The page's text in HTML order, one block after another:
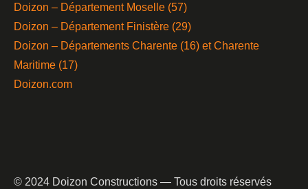
Doizon – Département Moselle (57)
Doizon – Département Finistère (29)
Doizon – Départements Charente (16) et Charente
Maritime (17)
Doizon.com
© 2024 Doizon Constructions — Tous droits réservés